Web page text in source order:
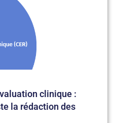
clinique :
la rédaction des